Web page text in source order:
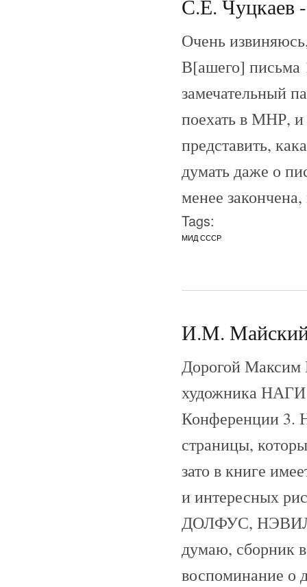
С.Е. Чуцкаев
Очень
В[ашего] письма
замечательный
поехать в МНР,
представить,
думать даже о
менее
Tags:
МИД СССР
И.М. Майский
Дорогой Максим
художника
Конференции 3.
страницы,
зато в книге
и интересных
ДОЛФУС,
думаю, сборник
воспоминание о